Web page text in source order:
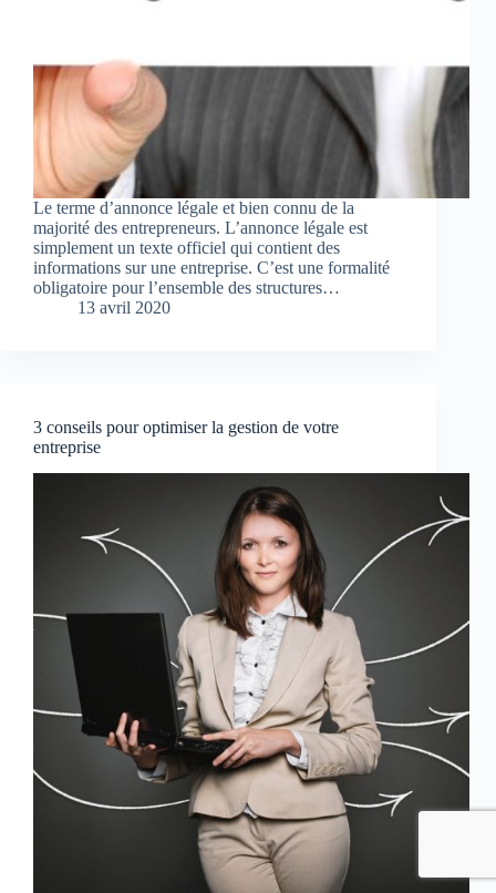
Le terme d’annonce légale et bien connu de la
majorité des entrepreneurs. L’annonce légale est
simplement un texte officiel qui contient des
informations sur une entreprise. C’est une formalité
obligatoire pour l’ensemble des structures…
13 avril 2020
3 conseils pour optimiser la gestion de votre
entreprise